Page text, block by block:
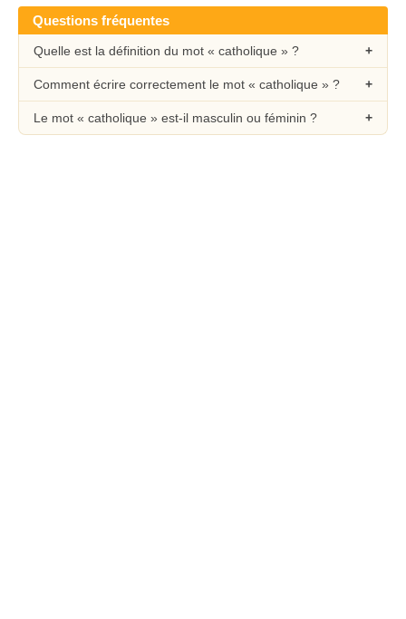
Questions fréquentes
Quelle est la définition du mot « catholique » ?
Comment écrire correctement le mot « catholique » ?
Le mot « catholique » est-il masculin ou féminin ?